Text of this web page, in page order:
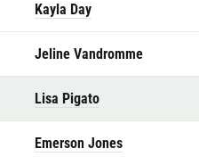
Kayla Day
Jeline Vandromme
Lisa Pigato
Emerson Jones